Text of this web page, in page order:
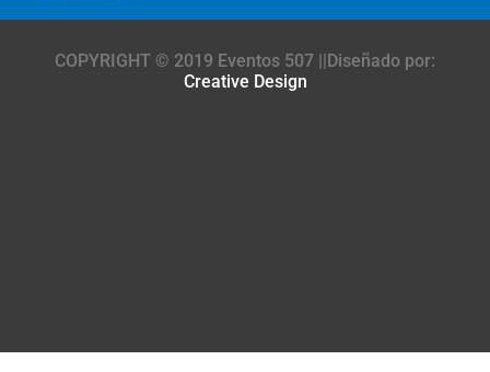
COPYRIGHT © 2019 Eventos 507 ||Diseñado por:
Creative Design